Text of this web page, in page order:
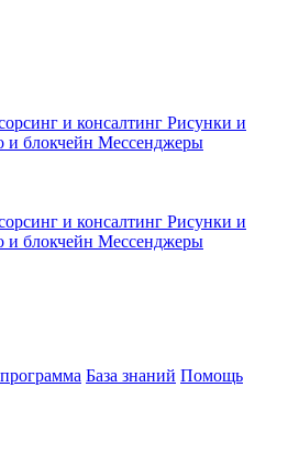
и консалтинг Рисунки и
и блокчейн Мессенджеры
и консалтинг Рисунки и
и блокчейн Мессенджеры
База знаний Помощь